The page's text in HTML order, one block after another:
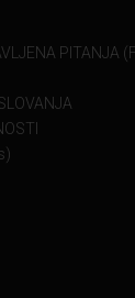
PITANJA